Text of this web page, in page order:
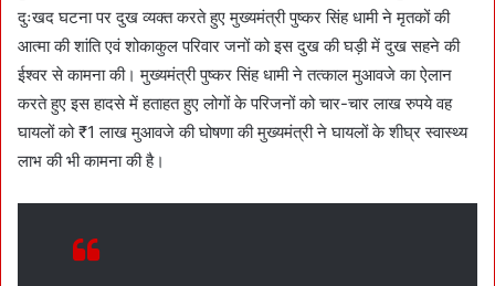
दुःखद घटना पर दुख व्यक्त करते हुए मुख्यमंत्री पुष्कर सिंह धामी ने मृतकों की
आत्मा की शांति एवं शोकाकुल परिवार जनों को इस दुख की घड़ी में दुख सहने की
ईश्वर से कामना की। मुख्यमंत्री पुष्कर सिंह धामी ने तत्काल मुआवजे का ऐलान
करते हुए इस हादसे में हताहत हुए लोगों के परिजनों को चार-चार लाख रुपये वह
घायलों को ₹1 लाख मुआवजे की घोषणा की मुख्यमंत्री ने घायलों के शीघ्र स्वास्थ्य
लाभ की भी कामना की है।